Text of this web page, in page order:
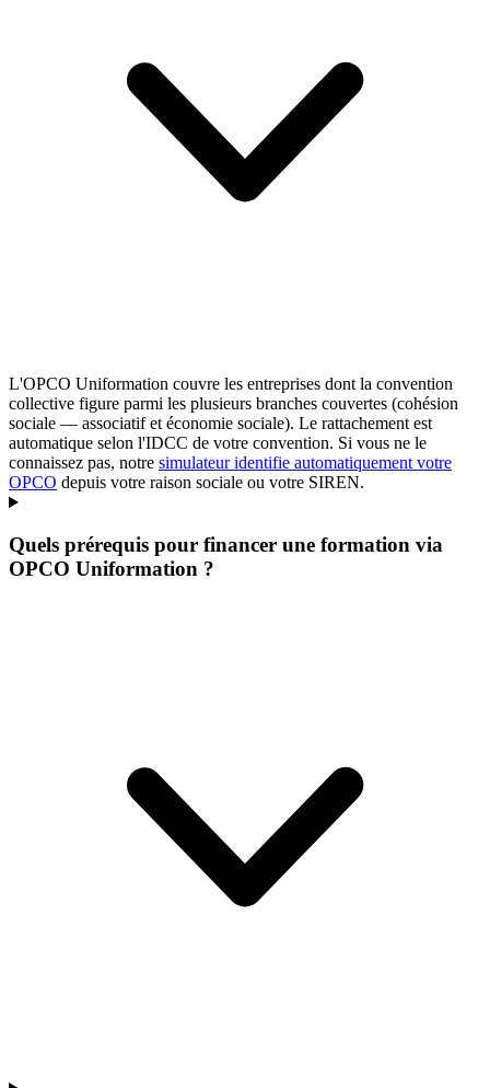
L'OPCO Uniformation couvre les entreprises dont la convention
collective figure parmi les plusieurs branches couvertes (cohésion
sociale — associatif et économie sociale). Le rattachement est
automatique selon l'IDCC de votre convention. Si vous ne le
connaissez pas, notre simulateur identifie automatiquement votre
OPCO depuis votre raison sociale ou votre SIREN.
Quels prérequis pour financer une formation via
OPCO Uniformation ?